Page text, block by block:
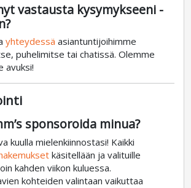
vastausta kysymykseeni -
yhteydessä asiantuntijoihimme
puhelimitse tai chatissä. Olemme
avuksi!
sponsoroida minua?
kuulla mielenkiinnostasi! Kaikki
käsitellään ja valituille
kahden viikon kuluessa.
kohteiden valintaan vaikuttaa